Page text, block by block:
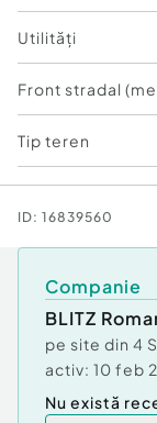
Zona Valea
doresc o
priveliște
de facilitățile
Datorită
accesului
oportunitate
locuințe de
Vă așteptăm
Cod ofertă / ID
Id intern:
Utilități
Front stradal
Tip teren
ID: 16839560
Companie
BLITZ
pe site din 4
activ: 10 feb
Nu există